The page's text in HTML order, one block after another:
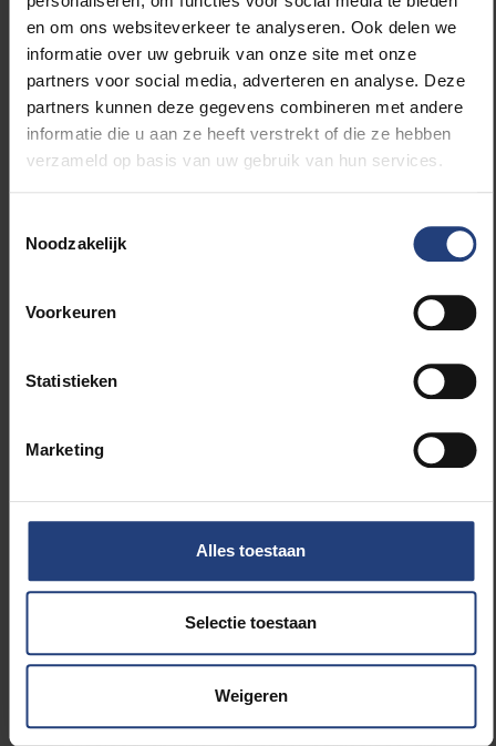
en om ons websiteverkeer te analyseren. Ook delen we
informatie over uw gebruik van onze site met onze
partners voor social media, adverteren en analyse. Deze
partners kunnen deze gegevens combineren met andere
informatie die u aan ze heeft verstrekt of die ze hebben
verzameld op basis van uw gebruik van hun services.
Noodzakelijk
Voorkeuren
Statistieken
Marketing
Alles toestaan
Selectie toestaan
Weigeren
De studiedag is gratis, maar gelieve welhierin te
schrijven.
DEBEST-
programma
onderzoeksresultaten de werkzaamheden van
Empowerment of Brussels Education, Students and
tussen VUB-
onderzoeksgroepen
Education
van de Erasmushogeschool Brussel. Over
een periode van vijf jaar (2017-2022) werden 1880
jongeren van 15 à 16 jaar bevraagd, werd rol van
schoolorganisaties geanalyseerd, en werd er op
basis van de methodiekDemocratische
Dialooggewerkt rond conflicthanteringsmethodes.
Redacteurs Bram Spruyt (socioloog), Nadine Engels
(onderwijskundige), Dimokritos Kavadias